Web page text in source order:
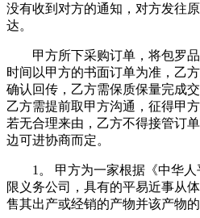
没有收到对方的通知，对方发往
达。
甲方所下采购订单，将包罗品
时间以甲方的书面订单为准，乙
确认回传，乙方需保质保量完成
乙方需提前取甲方沟通，征得甲
若无合理来由，乙方不得接管订
边可进协商而定。
1。 甲方为一家根据《中华人
限义务公司，具有的平易近事从
售其出产或经销的产物并该产物